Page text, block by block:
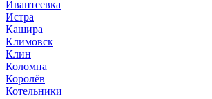
Ивантеевка
Истра
Кашира
Климовск
Клин
Коломна
Королёв
Котельники